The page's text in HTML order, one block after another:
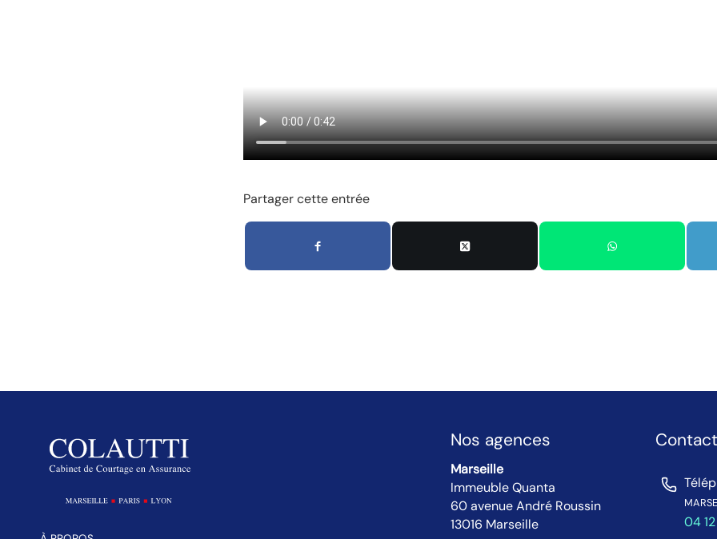
Partager cette entrée
Nos agences
Marseille
Immeuble Quanta
60 avenue André Roussin
13016 Marseille
Contact
04